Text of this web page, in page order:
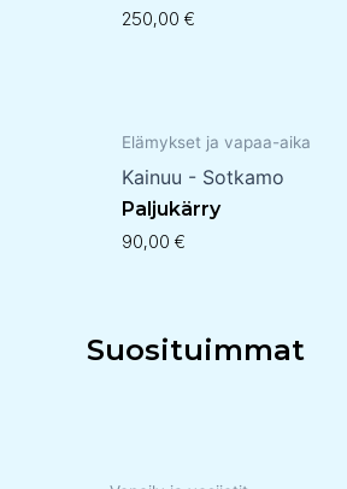
250,00€
Elämykset ja vapaa-aika
Kainuu - Sotkamo
Paljukärry
90,00€
Suosituimmat